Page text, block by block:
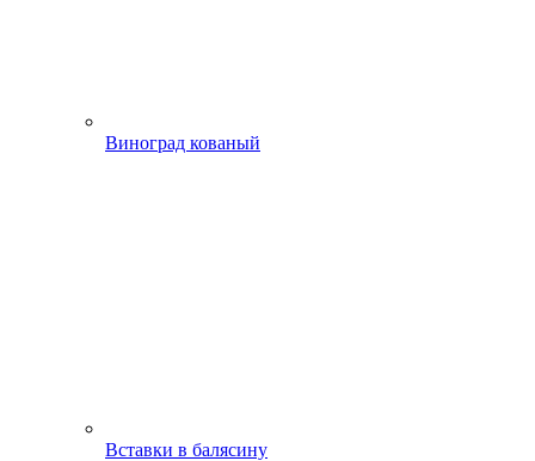
Виноград кованый
Вставки в балясину